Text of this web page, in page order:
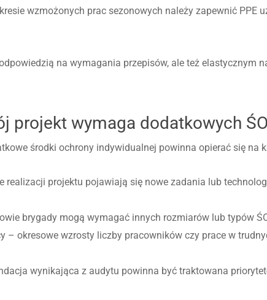
wzmożonych prac sezonowych należy zapewnić PPE
na wymagania przepisów, ale też elastycznym
projekt wymaga dodatkowych
środki ochrony indywidualnej powinna opierać się na
realizacji projektu pojawiają się nowe zadania lub
brygady mogą wymagać innych rozmiarów lub typów
– okresowe wzrosty liczby pracowników czy prace w
wynikająca z audytu powinna być traktowana